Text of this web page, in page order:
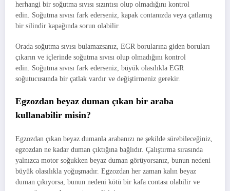
herhangi bir soğutma sıvısı sızıntısı olup olmadığını kontrol
edin. Soğutma sıvısı fark ederseniz, kapak contanızda veya çatlamış
bir silindir kapağında sorun olabilir.
Orada soğutma sıvısı bulamazsanız, EGR borularına giden boruları
çıkarın ve içlerinde soğutma sıvısı olup olmadığını kontrol
edin. Soğutma sıvısı fark ederseniz, büyük olasılıkla EGR
soğutucusunda bir çatlak vardır ve değiştirmeniz gerekir.
Egzozdan beyaz duman çıkan bir araba
kullanabilir misin?
Egzozdan çıkan beyaz dumanla arabanızı ne şekilde sürebileceğiniz,
egzozdan ne kadar duman çıktığına bağlıdır. Çalıştırma sırasında
yalnızca motor soğukken beyaz duman görüyorsanız, bunun nedeni
büyük olasılıkla yoğuşmadır. Egzozdan her zaman kalın beyaz
duman çıkıyorsa, bunun nedeni kötü bir kafa contası olabilir ve